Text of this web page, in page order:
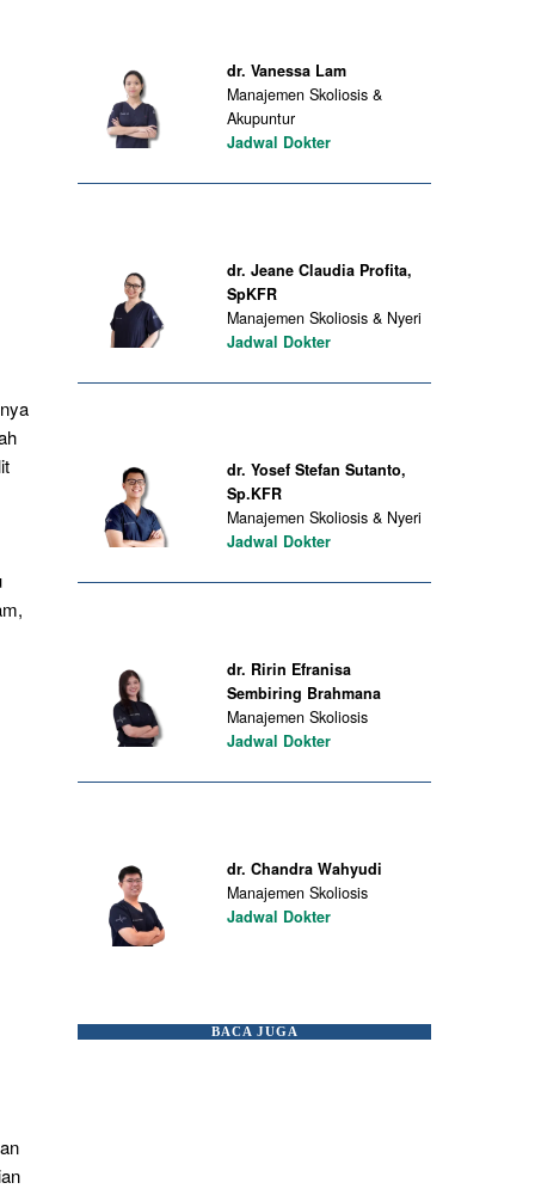
dr. Vanessa Lam
Manajemen Skoliosis &
Akupuntur
Jadwal Dokter
dr. Jeane Claudia Profita,
SpKFR
Manajemen Skoliosis & Nyeri
Jadwal Dokter
dr. Yosef Stefan Sutanto,
Sp.KFR
Manajemen Skoliosis & Nyeri
Jadwal Dokter
dr. Ririn Efranisa
Sembiring Brahmana
Manajemen Skoliosis
Jadwal Dokter
dr. Chandra Wahyudi
Manajemen Skoliosis
Jadwal Dokter
BACA JUGA